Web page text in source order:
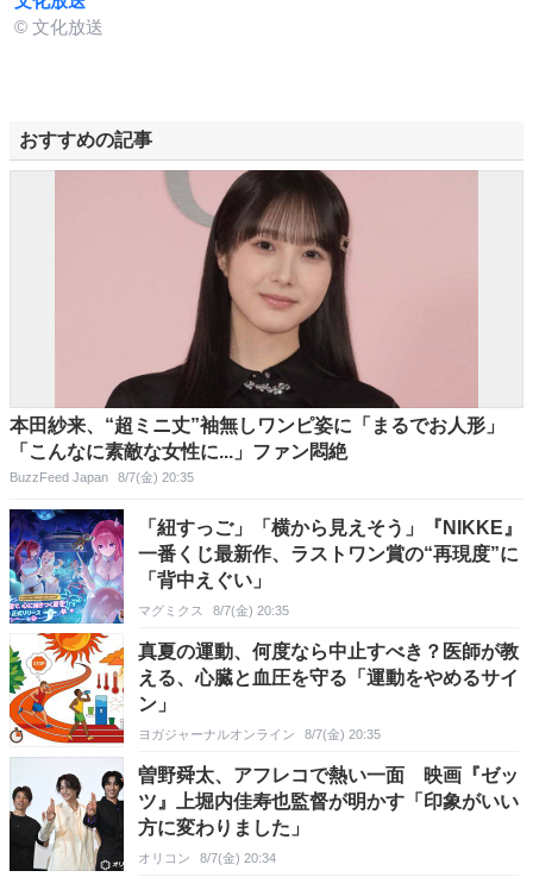
© 文化放送
おすすめの記事
本田紗来、“超ミニ丈”袖無しワンピ姿に「まるでお人形」
「こんなに素敵な女性に...」ファン悶絶
BuzzFeed Japan 8/7(金) 20:35
「紐すっご」「横から見えそう」『NIKKE』
一番くじ最新作、ラストワン賞の“再現度”に
「背中えぐい」
マグミクス 8/7(金) 20:35
真夏の運動、何度なら中止すべき？医師が教
える、心臓と血圧を守る「運動をやめるサイ
ン」
ヨガジャーナルオンライン 8/7(金) 20:35
曽野舜太、アフレコで熱い一面 映画『ゼッ
ツ』上堀内佳寿也監督が明かす「印象がいい
方に変わりました」
オリコン 8/7(金) 20:34